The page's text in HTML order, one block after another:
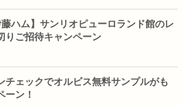
藤ハム】サンリオピューロランド館のレ
りご招待キャンペーン
ェックでオルビス無料サンプルがも
ーン！